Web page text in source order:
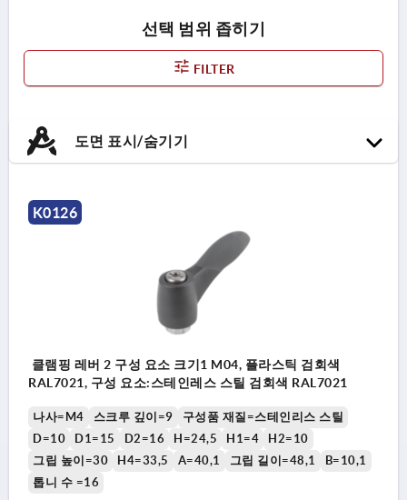
스테인레스 스틸, 1.4305.선택 범위 좁히기
FILTER
도면 표시/숨기기
K0126
클램핑 레버 2 구성 요소 크기1 M04, 플라스틱 검회색
RAL7021, 구성 요소:스테인레스 스틸 검회색 RAL7021
나사=M4 스크루 깊이=9
구성품 재질=스테인리스 스틸
D=10
D1=15 D2=16 H=24,5 H1=4
H2=10
그립 높이=30
H4=33,5 A=40,1 그립 길이=48,1
B=10,1
톱니 수 =16